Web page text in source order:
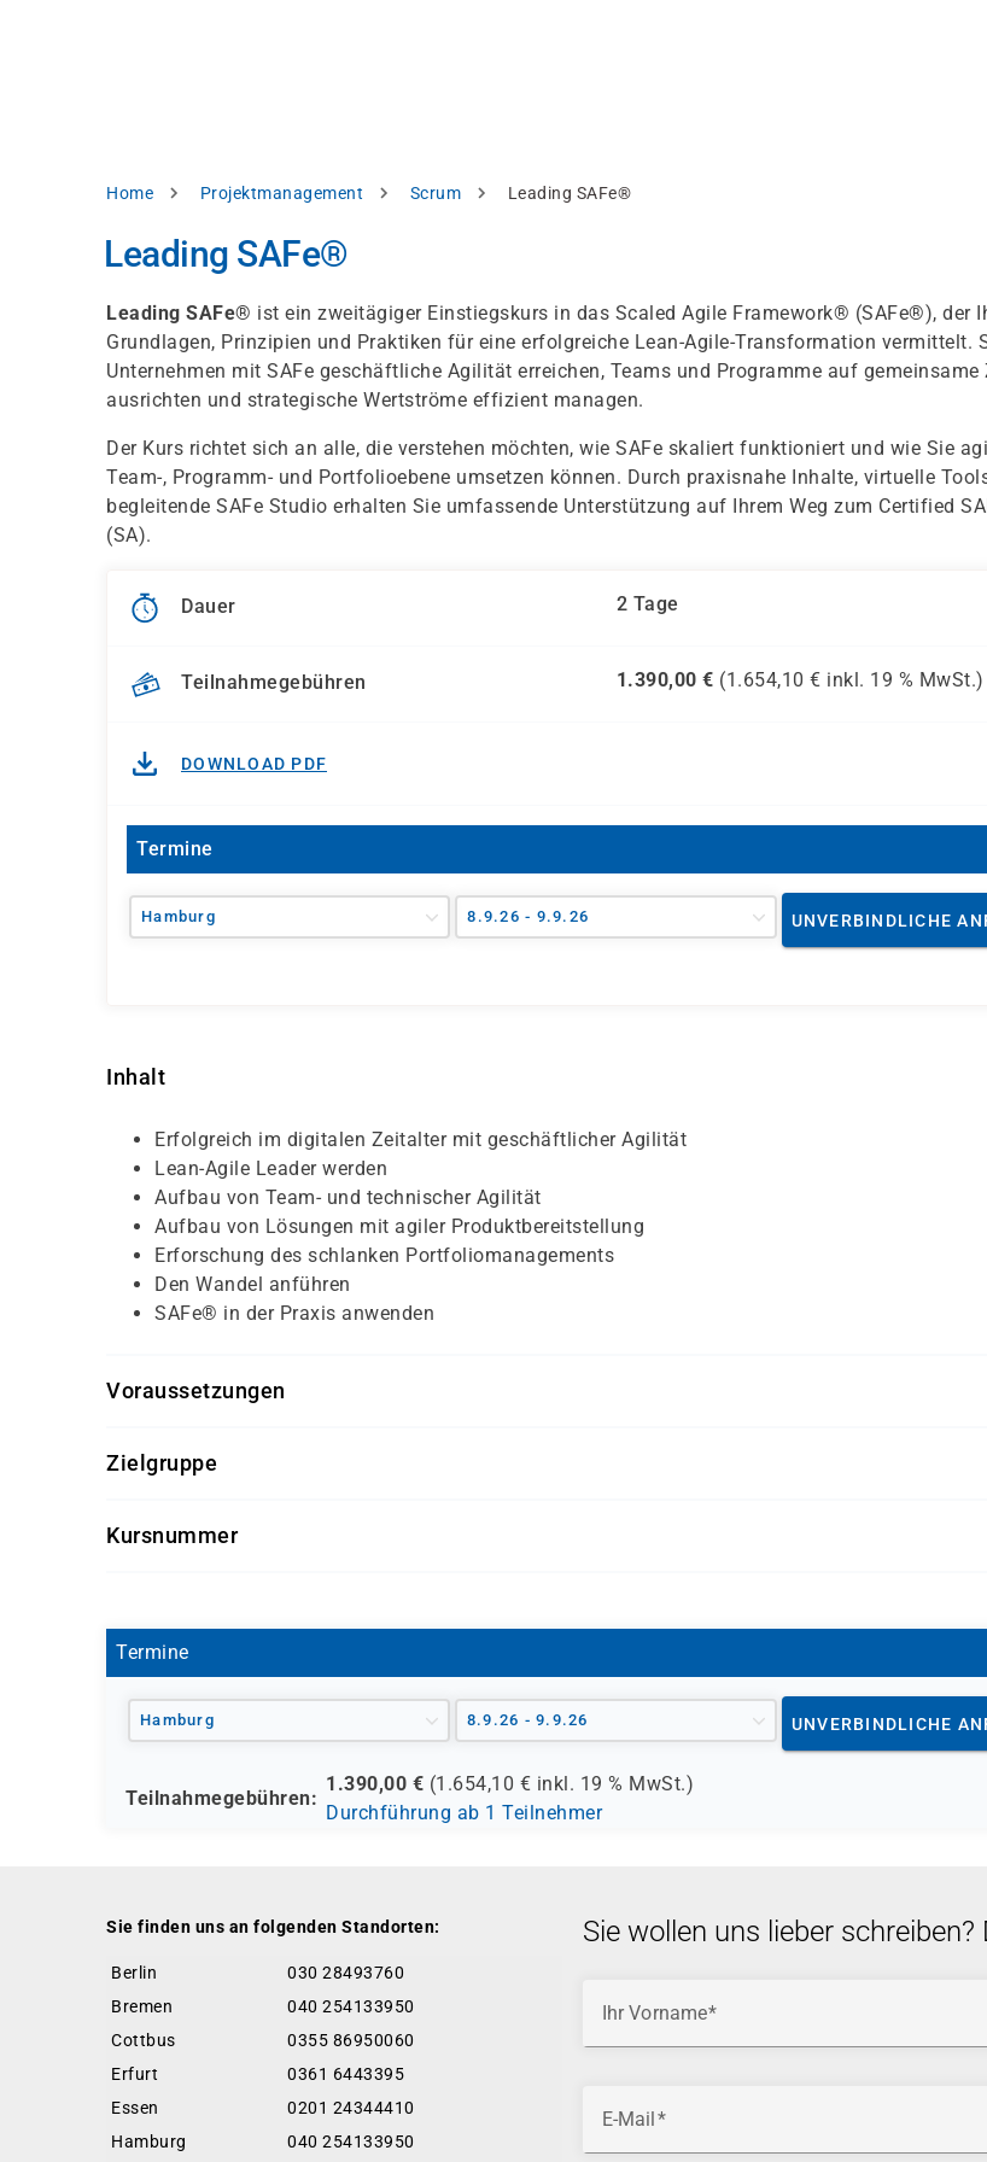
Pfadnavigation
Home Projektmanagement Scrum Leading SAFe®
Leading SAFe®
Leading SAFe® ist ein zweitägiger Einstiegskurs in das Scaled Agile Framework® (SAFe®), der
Grundlagen, Prinzipien und Praktiken für eine erfolgreiche Lean-Agile-Transformation vermittelt.
Unternehmen mit SAFe geschäftliche Agilität erreichen, Teams und Programme auf gemeinsame
ausrichten und strategische Wertströme effizient managen.
Der Kurs richtet sich an alle, die verstehen möchten, wie SAFe skaliert funktioniert und wie Sie
Team-, Programm- und Portfolioebene umsetzen können. Durch praxisnahe Inhalte, virtuelle
begleitende SAFe Studio erhalten Sie umfassende Unterstützung auf Ihrem Weg zum Certified
(SA).
Dauer 2 Tage
Teilnahmegebühren 1.390,00 € (1.654,10 € inkl. 19 % MwSt.)
DOWNLOAD PDF
Termine
Hamburg 8.9.26 - 9.9.26 UNVERBINDLICHE
Inhalt
Erfolgreich im digitalen Zeitalter mit geschäftlicher Agilität
Lean-Agile Leader werden
Aufbau von Team- und technischer Agilität
Aufbau von Lösungen mit agiler Produktbereitstellung
Erforschung des schlanken Portfoliomanagements
Den Wandel anführen
SAFe® in der Praxis anwenden
Voraussetzungen
Teilnahme am Kurs ist offen für alle
Empfohlen für die Zertifizierung:
Grundkenntnisse in Scrum
Zielgruppe
CEO, CIO, Portfoliomanager
System-/Lösungsarchitekten, Consultants und Teamleiter
Kursnummer
Termine
Hamburg 8.9.26 - 9.9.26 UNVERBINDLICHE
Teilnahmegebühren:
1.390,00 € (1.654,10 € inkl. 19 % MwSt.)
Durchführung ab 1 Teilnehmer
Sie finden uns an folgenden Standorten:
Berlin
030 28493760
Bremen
040 254133950
Cottbus
0355 86950060
Erfurt
0361 6443395
Essen
0201 24344410
Hamburg
040 254133950
Sie wollen uns lieber
Ihr Vorname
E-Mail